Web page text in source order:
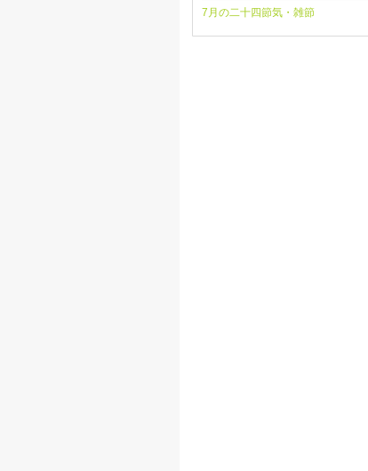
7月の二十四節気・雑節